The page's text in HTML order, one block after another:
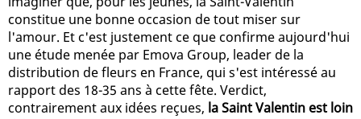
constitue une bonne occasion de tout miser sur
l'amour. Et c'est justement ce que confirme aujourd'hui
une étude menée par Emova Group, leader de la
distribution de fleurs en France, qui s'est intéressé au
rapport des 18-35 ans à cette fête. Verdict,
contrairement aux idées reçues, la Saint Valentin est loin